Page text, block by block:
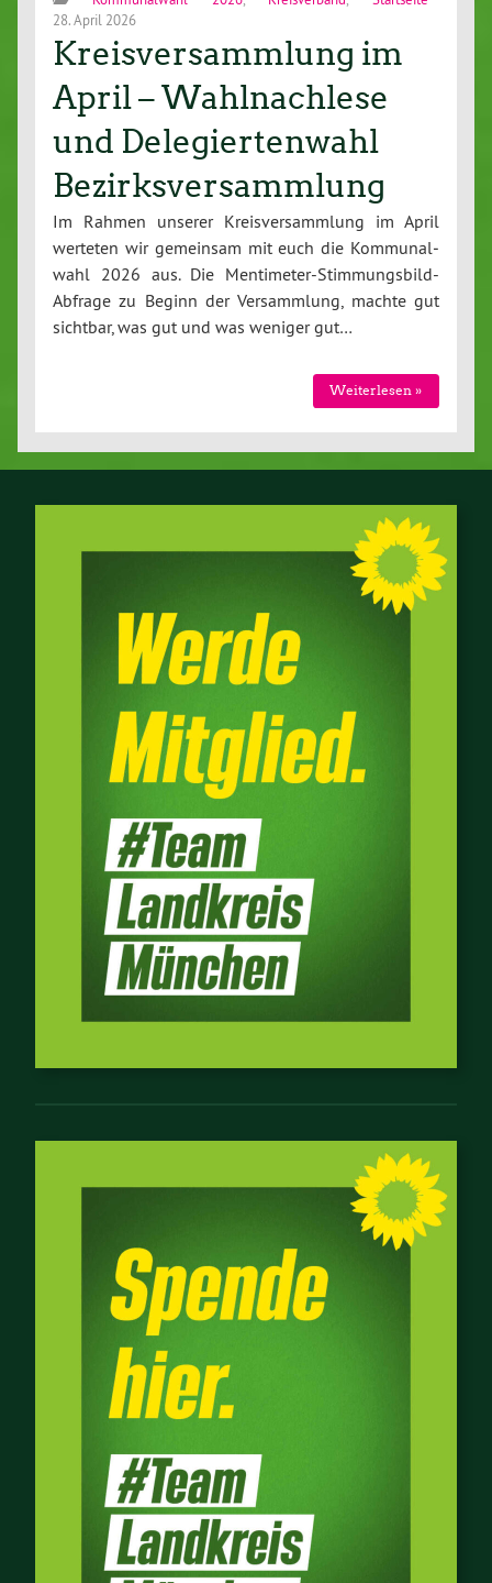
28. April 2026
Kreisversammlung im
April – Wahlnachlese
und Delegiertenwahl
Bezirksversammlung
Im Rahmen unserer Kreis­ver­samm­lung im April
werteten wir gemeinsam mit euch die Kom­mu­nal­
wahl 2026 aus. Die Men­ti­me­ter-Stim­mungs­bild-
Ab­fra­ge zu Beginn der Ver­samm­lung, machte gut
sichtbar, was gut und was weniger gut…
Wei­ter­le­sen »